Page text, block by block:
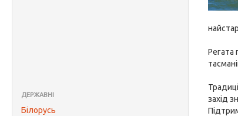
ДЕРЖАВНІ
Білорусь
Регата
захід